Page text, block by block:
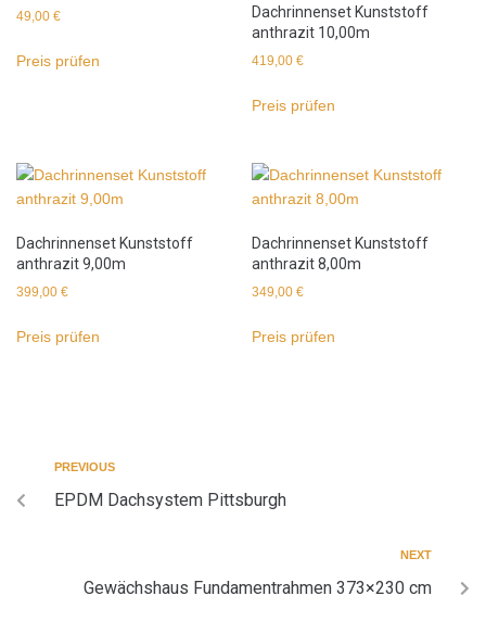
49,00 €
Preis prüfen
Dachrinnenset Kunststoff
anthrazit 10,00m
419,00€
Preis prüfen
Dachrinnenset Kunststoff
anthrazit 9,00m
399,00 €
Preis prüfen
Dachrinnenset Kunststoff
anthrazit 8,00m
349,00€
Preis prüfen
PREVIOUS
EPDM Dachsystem Pittsburgh
NEXT
Gewächshaus Fundamentrahmen 373×230 cm